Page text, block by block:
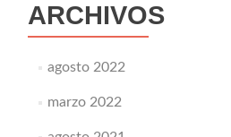
ARCHIVOS
agosto 2022
marzo 2022